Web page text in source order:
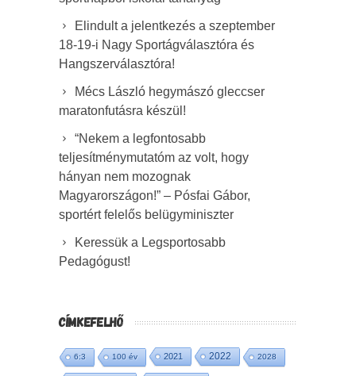
Elindult a jelentkezés a szeptember
18-19-i Nagy Sportágválasztóra és
Hangszerválasztóra!
Mécs László hegymászó gleccser
maratonfutásra készül!
“Nekem a legfontosabb
teljesítménymutatóm az volt, hogy
hányan nem mozognak
Magyarországon!” – Pósfai Gábor,
sportért felelős belügyminiszter
Keressük a Legsportosabb
Pedagógust!
CÍMKEFELHŐ
6:3 100 év 2021 2022 2028